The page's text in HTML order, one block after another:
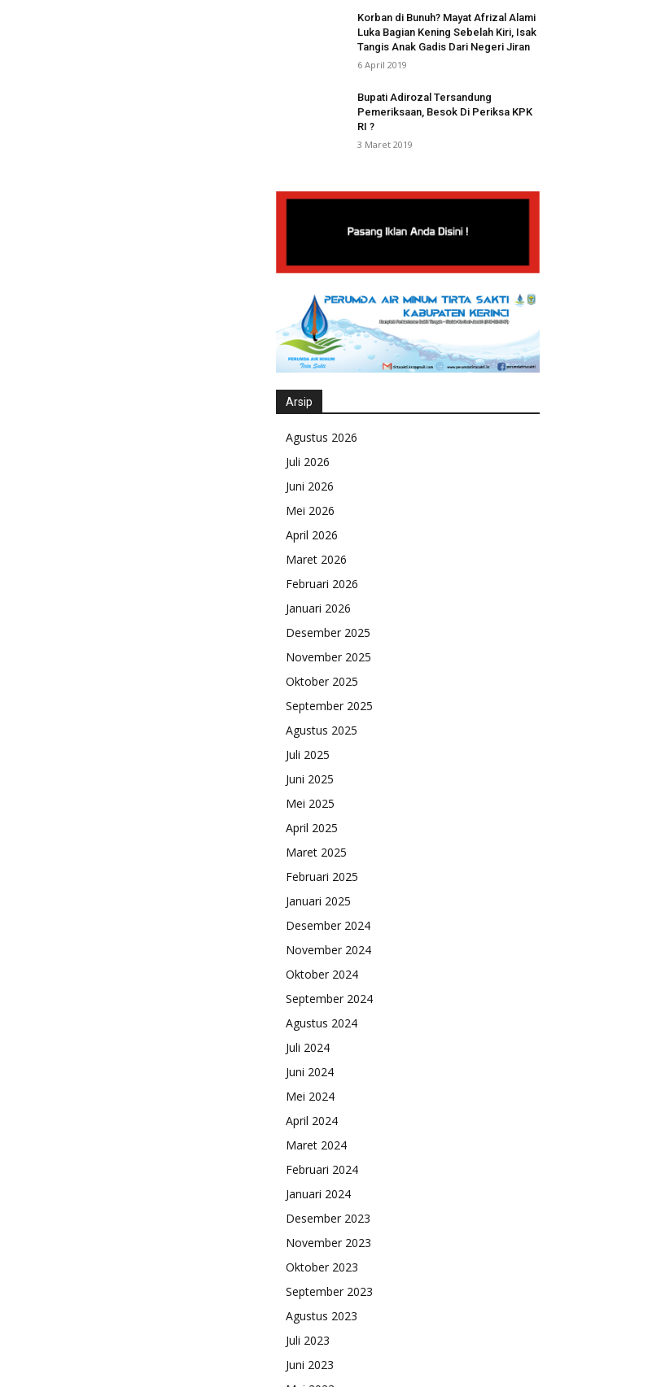
Korban di Bunuh? Mayat Afrizal Alami
Luka Bagian Kening Sebelah Kiri, Isak
Tangis Anak Gadis Dari Negeri Jiran
6 April 2019
Bupati Adirozal Tersandung
Pemeriksaan, Besok Di Periksa KPK
RI ?
3 Maret 2019
Arsip
Agustus 2026
Juli 2026
Juni 2026
Mei 2026
April 2026
Maret 2026
Februari 2026
Januari 2026
Desember 2025
November 2025
Oktober 2025
September 2025
Agustus 2025
Juli 2025
Juni 2025
Mei 2025
April 2025
Maret 2025
Februari 2025
Januari 2025
Desember 2024
November 2024
Oktober 2024
September 2024
Agustus 2024
Juli 2024
Juni 2024
Mei 2024
April 2024
Maret 2024
Februari 2024
Januari 2024
Desember 2023
November 2023
Oktober 2023
September 2023
Agustus 2023
Juli 2023
Juni 2023